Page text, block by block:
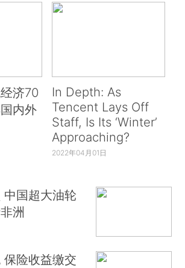
济70
内外
In Depth: As
Tencent Lays Off
Staff, Is Its ‘Winter’
Approaching?
2022年04月01日
国超大油轮
洲
险收益缴交